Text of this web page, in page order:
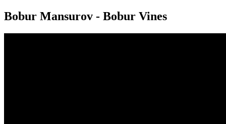
Bobur Mansurov - Bobur Vines